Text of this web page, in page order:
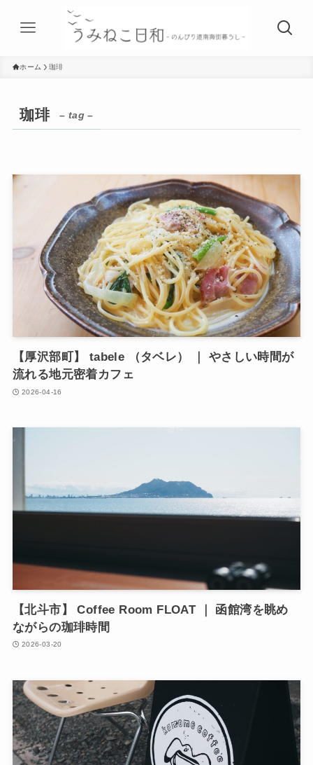
ホーム 珈琲
珈琲 – tag –
【厚沢部町】 tabele （タベレ） ｜ やさしい時間が
流れる地元密着カフェ
2026-04-16
【北斗市】 Coffee Room FLOAT ｜ 函館湾を眺め
ながらの珈琲時間
2026-03-20